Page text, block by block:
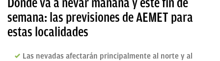
Dónde va a nevar mañana y este fin de
semana: las previsiones de AEMET para
estas localidades
Las nevadas afectarán principalmente al norte y al